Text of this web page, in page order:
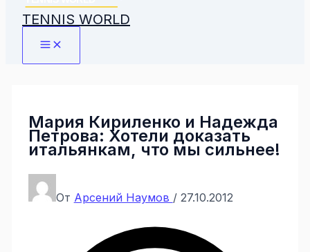
TENNIS WORLD
Мария Кириленко и Надежда
Петрова: Хотели доказать
итальянкам, что мы сильнее!
От Арсений Наумов / 27.10.2012